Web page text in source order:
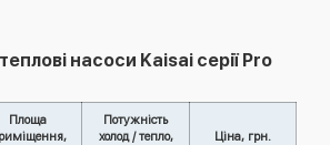
насоси Kaisai серії Pro
Площа
Потужність
холод / тепло,
Ціна, грн.